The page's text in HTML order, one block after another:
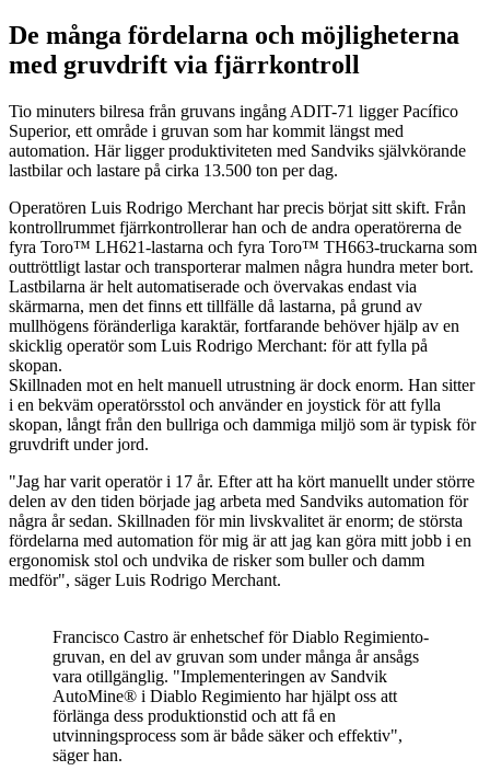
De många fördelarna och möjligheterna
med gruvdrift via fjärrkontroll
Tio minuters bilresa från gruvans ingång ADIT-71 ligger Pacífico
Superior, ett område i gruvan som har kommit längst med
automation. Här ligger produktiviteten med Sandviks självkörande
lastbilar och lastare på cirka 13.500 ton per dag.
Operatören Luis Rodrigo Merchant har precis börjat sitt skift. Från
kontrollrummet fjärrkontrollerar han och de andra operatörerna de
fyra Toro™ LH621-lastarna och fyra Toro™ TH663-truckarna som
outtröttligt lastar och transporterar malmen några hundra meter bort.
Lastbilarna är helt automatiserade och övervakas endast via
skärmarna, men det finns ett tillfälle då lastarna, på grund av
mullhögens föränderliga karaktär, fortfarande behöver hjälp av en
skicklig operatör som Luis Rodrigo Merchant: för att fylla på
skopan.
Skillnaden mot en helt manuell utrustning är dock enorm. Han sitter
i en bekväm operatörsstol och använder en joystick för att fylla
skopan, långt från den bullriga och dammiga miljö som är typisk för
gruvdrift under jord.
"Jag har varit operatör i 17 år. Efter att ha kört manuellt under större
delen av den tiden började jag arbeta med Sandviks automation för
några år sedan. Skillnaden för min livskvalitet är enorm; de största
fördelarna med automation för mig är att jag kan göra mitt jobb i en
ergonomisk stol och undvika de risker som buller och damm
medför", säger Luis Rodrigo Merchant.
Francisco Castro är enhetschef för Diablo Regimiento-
gruvan, en del av gruvan som under många år ansågs
vara otillgänglig. "Implementeringen av Sandvik
AutoMine® i Diablo Regimiento har hjälpt oss att
förlänga dess produktionstid och att få en
utvinningsprocess som är både säker och effektiv",
säger han.